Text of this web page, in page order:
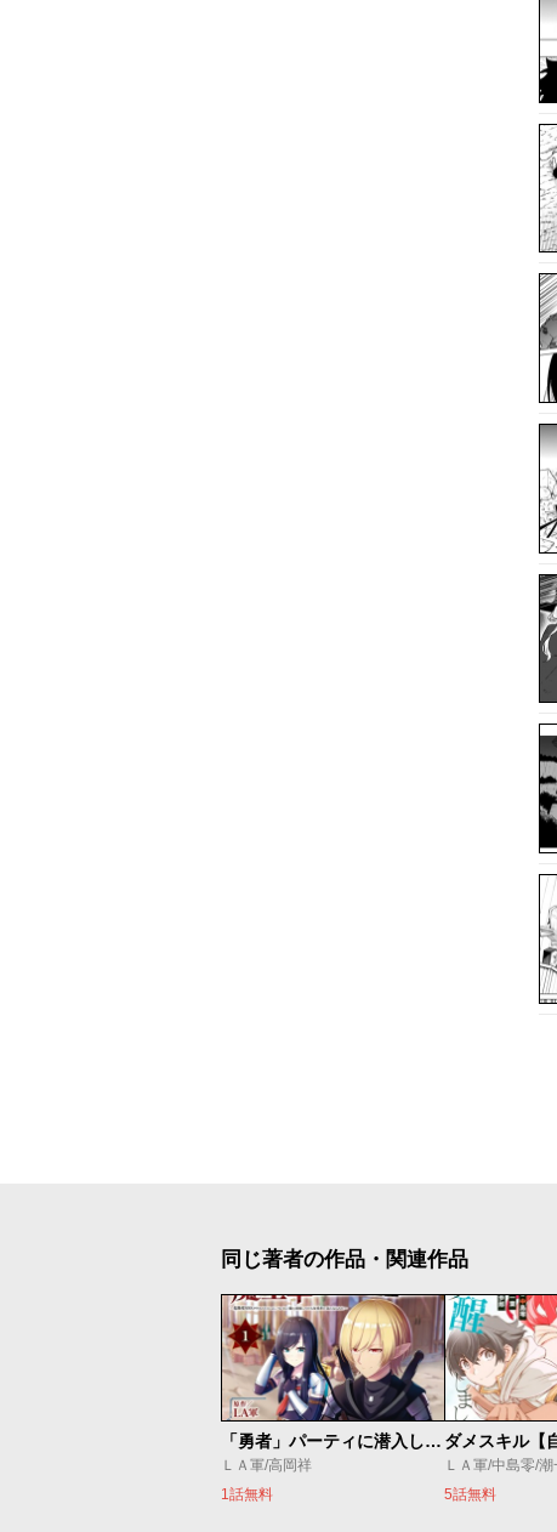
同じ著者の作品・関連作品
「勇者」パーティに潜入した魔王軍の暗殺者～危険度ＳＳＳクラスのミッション、バレない様に頑張ってたら女勇者に気に入られた～
ＬＡ軍/高岡祥
1話無料
ＬＡ軍/中島零/
5話無料